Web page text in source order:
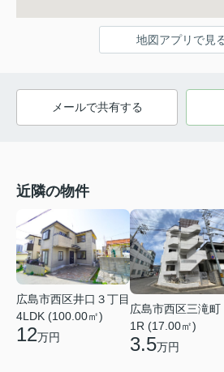
地図アプリで見
メールで共有する
近隣の物件
広島市西区井口３丁目
4LDK (100.00㎡)
12万円
広島市西区三滝町
1R (17.00㎡)
3.5万円